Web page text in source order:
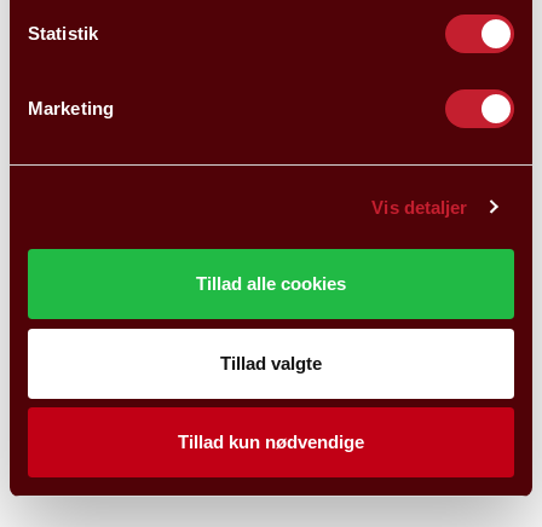
Statistik
Marketing
Vis detaljer
Tillad alle cookies
Tillad valgte
Tillad kun nødvendige